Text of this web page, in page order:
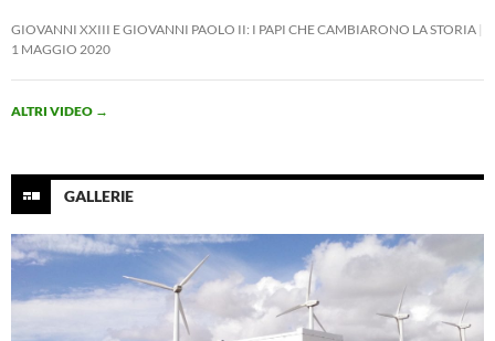
GIOVANNI XXIII E GIOVANNI PAOLO II: I PAPI CHE CAMBIARONO LA STORIA
1 MAGGIO 2020
ALTRI VIDEO →
GALLERIE